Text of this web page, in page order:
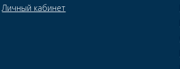
Личный кабинет